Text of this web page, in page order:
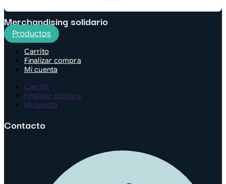
Merchandising solidario
Productos
Carrito
Finalizar compra
Mi cuenta
Carrito
Finalizar compra
Mi cuenta
Contacto